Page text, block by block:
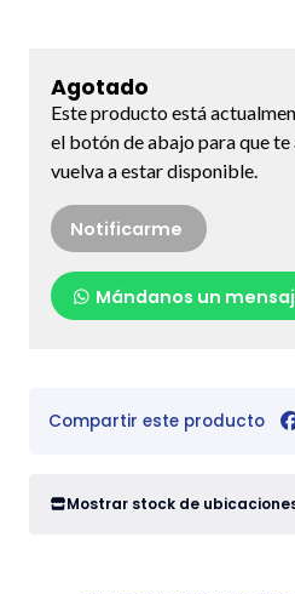
Agotado
Este producto está
el botón de abajo para que
vuelva a estar disponible.
Notificarme
Mándanos un
Compartir este producto
Mostrar stock de